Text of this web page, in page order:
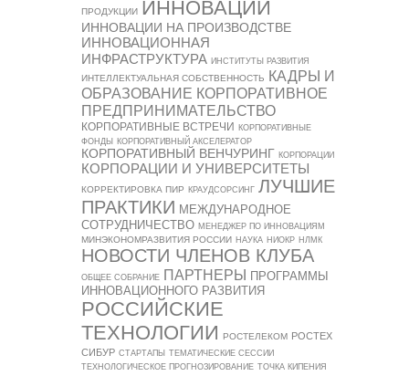
ПРОДУКЦИИ ИННОВАЦИИ
ИННОВАЦИИ НА ПРОИЗВОДСТВЕ
ИННОВАЦИОННАЯ
ИНФРАСТРУКТУРА ИНСТИТУТЫ РАЗВИТИЯ
ИНТЕЛЛЕКТУАЛЬНАЯ СОБСТВЕННОСТЬ КАДРЫ И
ОБРАЗОВАНИЕ КОРПОРАТИВНОЕ
ПРЕДПРИНИМАТЕЛЬСТВО
КОРПОРАТИВНЫЕ ВСТРЕЧИ
КОРПОРАТИВНЫЕ
ФОНДЫ
КОРПОРАТИВНЫЙ АКСЕЛЕРАТОР
КОРПОРАТИВНЫЙ ВЕНЧУРИНГ КОРПОРАЦИИ
КОРПОРАЦИИ И УНИВЕРСИТЕТЫ
КОРРЕКТИРОВКА ПИР КРАУДСОРСИНГ ЛУЧШИЕ
ПРАКТИКИ МЕЖДУНАРОДНОЕ
СОТРУДНИЧЕСТВО МЕНЕДЖЕР ПО ИННОВАЦИЯМ
МИНЭКОНОМРАЗВИТИЯ РОССИИ НАУКА НИОКР НЛМК
НОВОСТИ ЧЛЕНОВ КЛУБА
ОБЩЕЕ СОБРАНИЕ ПАРТНЕРЫ
ПРОГРАММЫ
ИННОВАЦИОННОГО РАЗВИТИЯ
РОССИЙСКИЕ
ТЕХНОЛОГИИ
РОСТЕЛЕКОМ РОСТЕХ
СИБУР СТАРТАПЫ ТЕМАТИЧЕСКИЕ СЕССИИ
ТЕХНОЛОГИЧЕСКОЕ ПРОГНОЗИРОВАНИЕ ТОЧКА КИПЕНИЯ